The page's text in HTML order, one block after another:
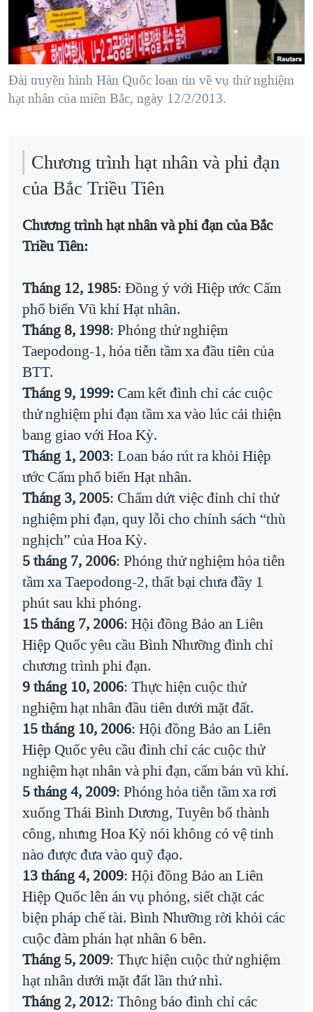
"Tìm"NGƯỜI VIỆT HẢI NGOẠI
ĐỜI SỐNG
KINH TẾ
KHOA HỌC
THỂ THAO
GIÁO DỤC
TẠI
HÀNH TRÌNH BẦU CỬ 2024
MỘT NĂM CHIẾN TRANH TẠI DẢI GAZA
GIẢI MÃ VÀNH ĐAI & CON ĐƯỜNG
NGÀY TỊ NẠN THẾ GIỚI
GROUND ZERO – XƯA VÀ NAY
CHI PHÍ CHIẾN TRANH AFGHANISTAN
THƯỢNG ĐỈNH TRUMP-KIM TẠI VIỆT NAM
TRỊNH VĨNH BÌNH VS. CHÍNH PHỦ VIỆT NAM
NGƯ DÂN VIỆT VÀ LÀN SÓNG TRỘM HẢI SÂM
BÊN KIA QUỐC LỘ: TIẾNG VỌNG TỪ NÔNG THÔN MỸ
QUAN HỆ VIỆT MỸ
VIDEO
NGHE
MẠNG XÃ HỘI
Ðài truyền hình Hàn Quốc loan tin về vụ thử nghiệm
hạt nhân của miền Bắc, ngày 12/2/2013.
Chương trình hạt nhân và phi đạn
của Bắc Triều Tiên
Chương trình hạt nhân và phi đạn của Bắc
Triều Tiên:
Tháng 12, 1985: Ðồng ý với Hiệp ước Cấm
phổ biến Vũ khí Hạt nhân.
Tháng 8, 1998: Phóng thử nghiệm
Taepodong-1, hỏa tiễn tầm xa đầu tiên của
BTT.
Tháng 9, 1999: Cam kết đình chỉ các cuộc
thử nghiệm phi đạn tầm xa vào lúc cải thiện
bang giao với Hoa Kỳ.
Tháng 1, 2003: Loan báo rút ra khỏi Hiệp
ước Cấm phổ biến Hạt nhân.
Tháng 3, 2005: Chấm dứt việc đỉnh chỉ thử
nghiệm phi đạn, quy lỗi cho chính sách “thù
nghịch” của Hoa Kỳ.
5 tháng 7, 2006: Phóng thử nghiệm hỏa tiễn
tầm xa Taepodong-2, thất bại chưa đầy 1
phút sau khi phóng.
15 tháng 7, 2006: Hội đồng Bảo an Liên
Hiệp Quốc yêu cầu Bình Nhưỡng đình chỉ
chương trình phi đạn.
9 tháng 10, 2006: Thực hiện cuộc thử
nghiệm hạt nhân đầu tiên dưới mặt đất.
15 tháng 10, 2006: Hội đồng Bảo an Liên
Hiệp Quốc yêu cầu đình chỉ các cuộc thử
nghiệm hạt nhân và phi đạn, cấm bán vũ khí.
5 tháng 4, 2009: Phóng hỏa tiễn tầm xa rơi
xuống Thái Bình Dương, Tuyên bố thành
công, nhưng Hoa Kỳ nói không có vệ tinh
nào được đưa vào quỹ đạo.
13 tháng 4, 2009: Hội đồng Bảo an Liên
Hiệp Quốc lên án vụ phóng, siết chặt các
biện pháp chế tài. Bình Nhưỡng rời khỏi các
cuộc đàm phán hạt nhân 6 bên.
Tháng 5, 2009: Thực hiện cuộc thử nghiệm
hạt nhân dưới mặt đất lần thứ nhì.
Tháng 2, 2012: Thông báo đình chỉ các